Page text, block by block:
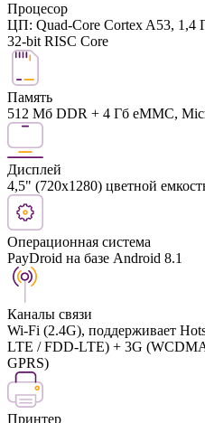
Процесор
ЦП: Quad-Core Cortex A53, 1,4
32-bit RISC Core
Память
512 Мб DDR + 4 Гб eMMC,
Дисплей
4,5" (720x1280) цветной
Операционная система
PayDroid на базе Android 8.1
Каналы связи
Wi-Fi (2.4G), поддерживает
LTE / FDD-LTE) + 3G
GPRS)
Принтер